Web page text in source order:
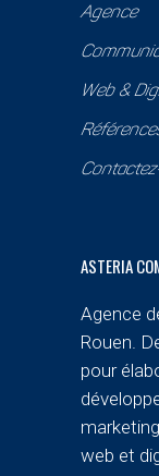
Agence
Web &
ASTERIA
Agence
Rouen.
pour
web et